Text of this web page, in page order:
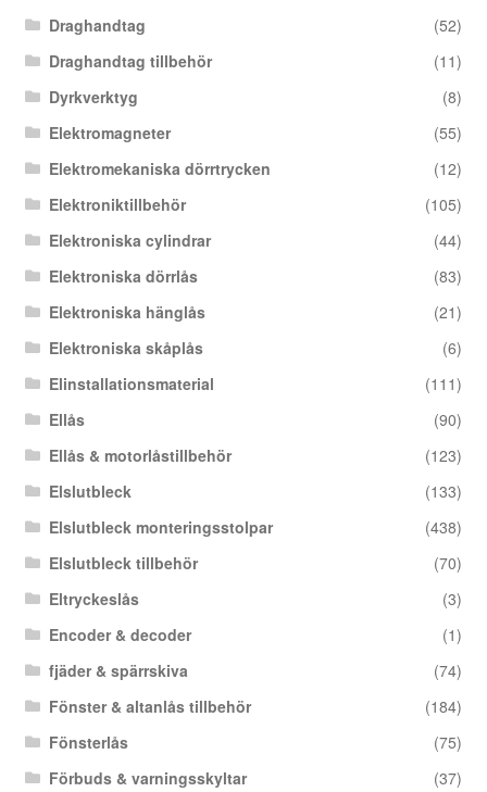
Draghandtag
(52)
Draghandtag tillbehör
(11)
Dyrkverktyg
(8)
Elektromagneter
(55)
Elektromekaniska dörrtrycken
(12)
Elektroniktillbehör
(105)
Elektroniska cylindrar
(44)
Elektroniska dörrlås
(83)
Elektroniska hänglås
(21)
Elektroniska skåplås
(6)
Elinstallationsmaterial
(111)
Ellås
(90)
Ellås & motorlåstillbehör
(123)
Elslutbleck
(133)
Elslutbleck monteringsstolpar
(438)
Elslutbleck tillbehör
(70)
Eltryckeslås
(3)
Encoder & decoder
(1)
fjäder & spärrskiva
(74)
Fönster & altanlås tillbehör
(184)
Fönsterlås
(75)
Förbuds & varningsskyltar
(37)